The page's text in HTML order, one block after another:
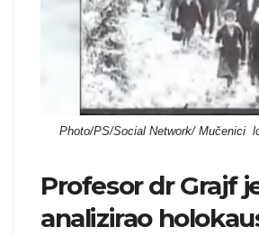
Photo/PS/Social Network/ Mučenici
Profesor dr Grajf
analizirao